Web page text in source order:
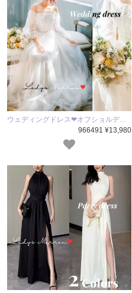
ウェディングドレス❤オフショルデ…
966491 ¥13,980